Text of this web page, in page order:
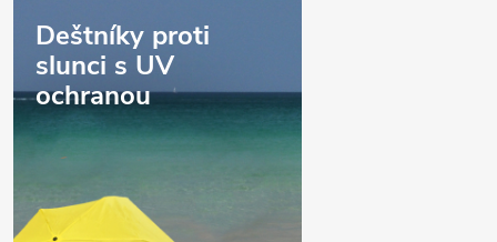
Deštníky proti
slunci s UV
ochranou